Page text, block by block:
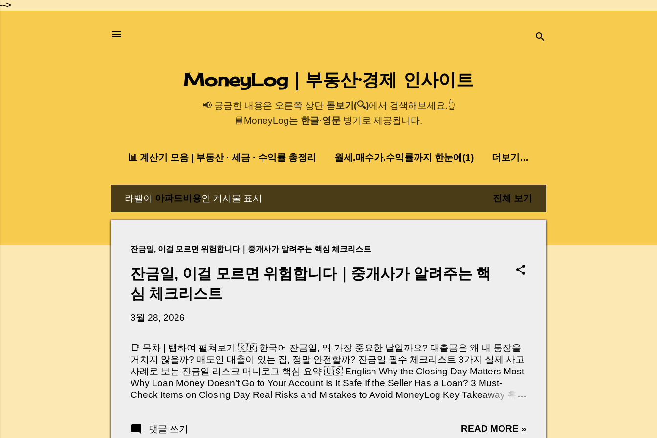
-->
기본 콘텐츠로 건너뛰기
MoneyLog｜부동산·경제 인사이트
📢 궁금한 내용은 오른쪽 상단돋보기(🔍)에서 검색해보세요.👆
📘MoneyLog는 한글·영문 병기로 제공됩니다.
📊 계산기 모음 | 부동산 · 세금 · 수익률 총정리 월세.매수가.수익률까지 한눈에(1) 더보기…
라벨이 아파트비용인 게시물 표시 전체 보기
잔금일, 이걸 모르면 위험합니다｜중개사가 알려주는 핵심 체크리스트
잔금일, 이걸 모르면 위험합니다｜중개사가 알려주는 핵
심 체크리스트
3월 28, 2026
📑 목차 | 탭하여 펼쳐보기 🇰🇷 한국어 잔금일, 왜 가장 중요한 날일까요? 대출금은 왜 내 통장을
거치지 않을까? 매도인 대출이 있는 집, 정말 안전할까? 잔금일 필수 체크리스트 3가지 실제 사고
사례로 보는 잔금일 리스크 머니로그 핵심 요약 🇺🇸 English Why the Closing Day Matters Most
Why Loan Money Doesn’t Go to Your Account Is It Safe If the Seller Has a Loan? 3 Must-
Check Items on Closing Day Real Risks and Mistakes to Avoid MoneyLog Key Takeaway 혹시
억 원이 한 번에 움직이는 가장 긴장되는 순간 입니다. 실제로 제가 중개 현장에서 겪었던 일입니
댓글 쓰기 READ MORE »